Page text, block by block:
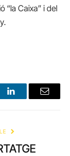
“la Caixa” i del
LinkedInEmail